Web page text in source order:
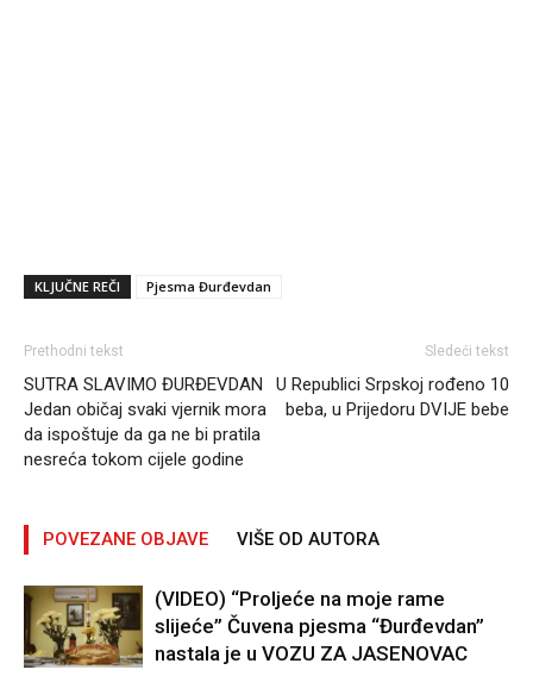
KLJUČNE REČI Pjesma Đurđevdan
Prethodni tekst
SUTRA SLAVIMO ĐURĐEVDAN
Jedan običaj svaki vjernik mora
da ispoštuje da ga ne bi pratila
nesreća tokom cijele godine
Sledeći tekst
U Republici Srpskoj rođeno 10
beba, u Prijedoru DVIJE bebe
POVEZANE OBJAVE VIŠE OD AUTORA
(VIDEO) “Proljeće na moje rame
slijeće” Čuvena pjesma “Đurđevdan”
nastala je u VOZU ZA JASENOVAC